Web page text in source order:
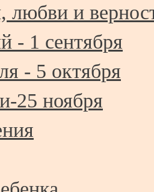
любви и
- 1 сентября
- 5 октября
25 ноября